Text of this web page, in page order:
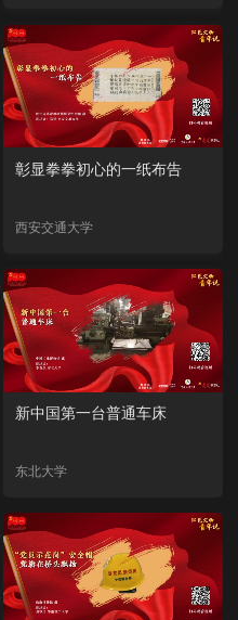
彰显拳拳初心的一纸布告
西安交通大学
新中国第一台普通车床
东北大学